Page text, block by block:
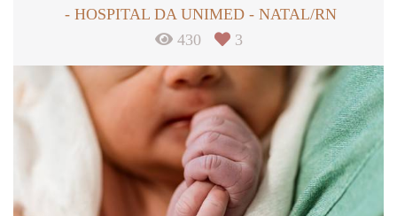
HOSPITAL DA UNIMED - NATAL/RN
430
3